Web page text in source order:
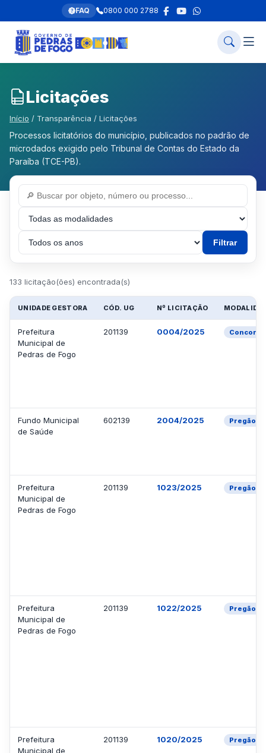
FAQ 0800 000 2788
Licitações
Início / Transparência / Licitações
Processos licitatórios do município, publicados no padrão de
microdados exigido pelo Tribunal de Contas do Estado da
Paraíba (TCE-PB).
Filtrar
133 licitação(ões) encontrada(s)
UNIDADE GESTORA CÓD. UG Nº LICITAÇÃO
Prefeitura
Municipal de
Pedras de Fogo
201139 0004/2025
Fundo Municipal
de Saúde
602139 2004/2025 Pregão
Prefeitura
Municipal de
Pedras de Fogo
201139 1023/2025 Pregão
Prefeitura
Municipal de
Pedras de Fogo
201139 1022/2025 Pregão
Prefeitura
Municipal de
201139 1020/2025 Pregão